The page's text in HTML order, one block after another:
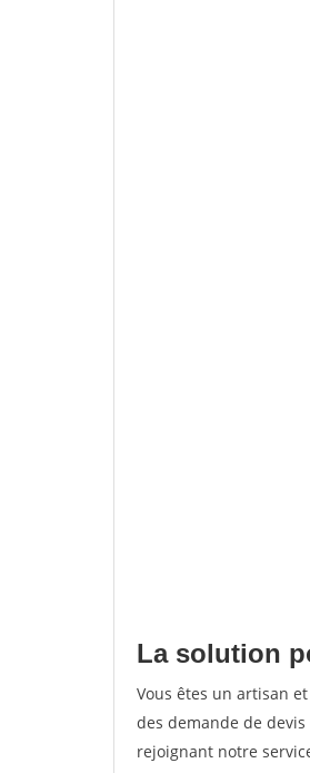
La solution
Vous êtes un artisan
des demande de
rejoignant notre